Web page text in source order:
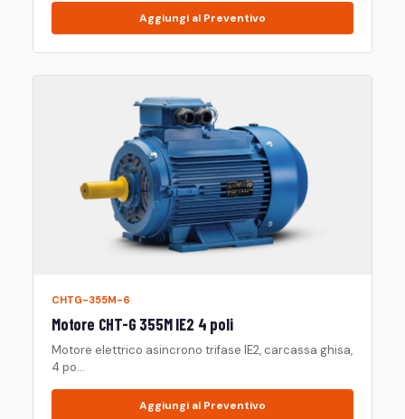
Aggiungi al Preventivo
CHTG-355M-6
Motore CHT-G 355M IE2 4 poli
Motore elettrico asincrono trifase IE2, carcassa ghisa,
4 po...
Aggiungi al Preventivo